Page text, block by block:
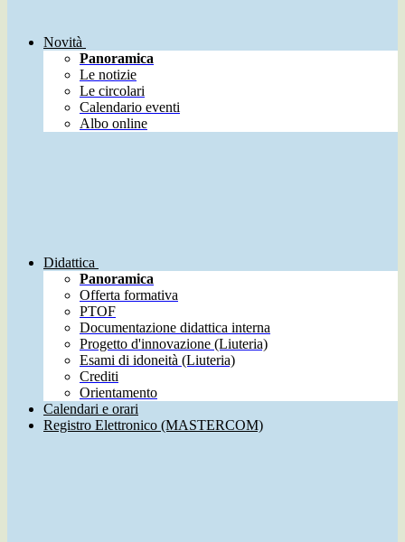
Novità
Panoramica
Le notizie
Le circolari
Calendario eventi
Albo online
Didattica
Panoramica
Offerta formativa
PTOF
Documentazione didattica interna
Progetto d'innovazione (Liuteria)
Esami di idoneità (Liuteria)
Crediti
Orientamento
Calendari e orari
Registro Elettronico (MASTERCOM)